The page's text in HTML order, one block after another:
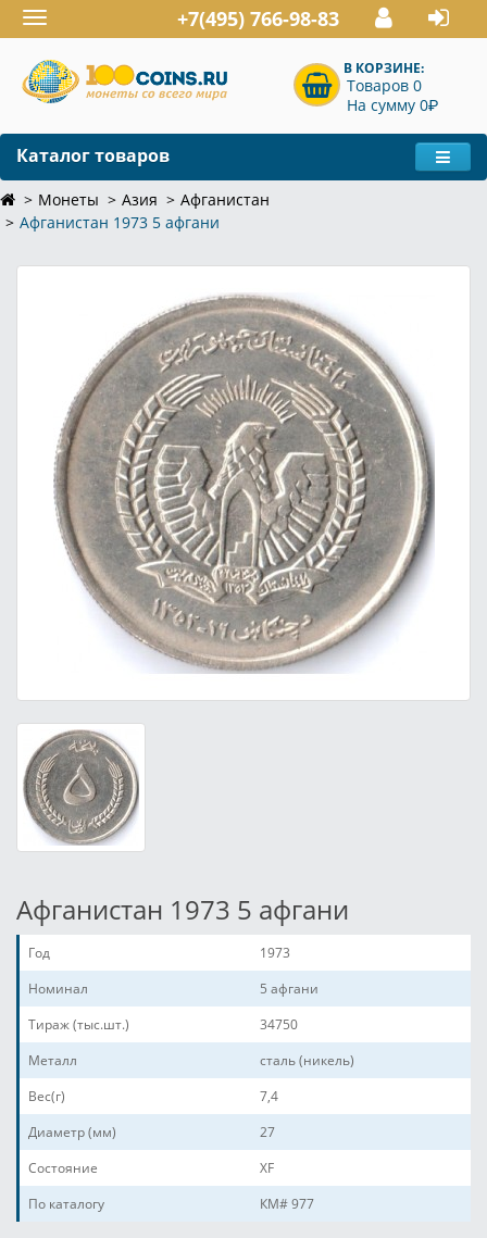
Toggle
navigation
+7(495) 766-98-83
В КОРЗИНЕ:
Товаров 0
На сумму 0P
Каталог товаров
Монеты Азия
Афганистан
Афганистан 1973 5 афгани
Афганистан 1973 5 афгани
Год
1973
Номинал
5 афгани
Тираж (тыс.шт.)
34750
Металл
сталь (никель)
Вес(г)
7,4
Диаметр (мм)
27
Состояние
XF
По каталогу
КМ# 977